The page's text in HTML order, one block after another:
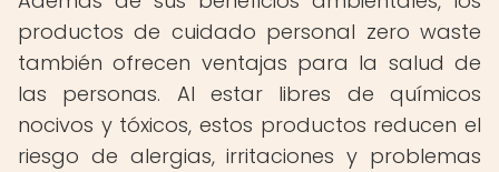
productos de cuidado personal zero waste
también ofrecen ventajas para la salud de
las personas. Al estar libres de químicos
nocivos y tóxicos, estos productos reducen el
riesgo de alergias, irritaciones y problemas